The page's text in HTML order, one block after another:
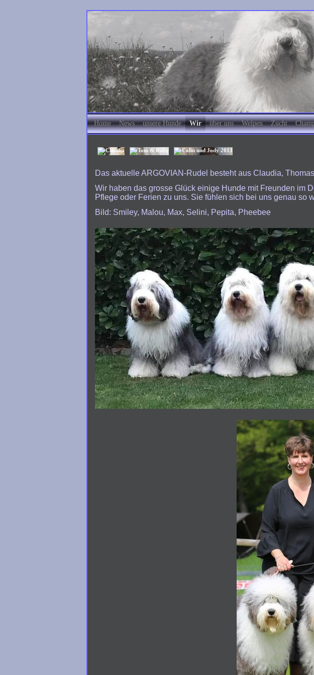
Home News unsere Hunde Wir über uns Welpen Zucht
Das aktuelle ARGOVIAN-Rudel besteht aus Claudia,
Wir haben das grosse Glück einige Hunde mit Freunden im
Pflege oder Ferien zu uns. Sie fühlen sich bei uns genau so
Bild: Smiley, Malou, Max, Selini, Pepita, Pheebee